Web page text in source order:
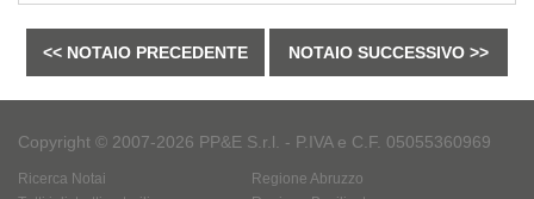
<< NOTAIO PRECEDENTE NOTAIO SUCCESSIVO >>
Copyright © 2007-2026 PP&E S.r.l. - P.IVA e C.F. 05055360969
Ricerca Notai
Regione Abruzzo